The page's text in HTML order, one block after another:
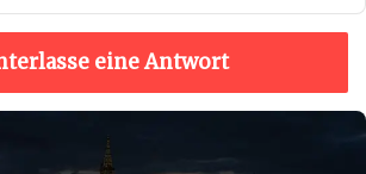
eine Antwort